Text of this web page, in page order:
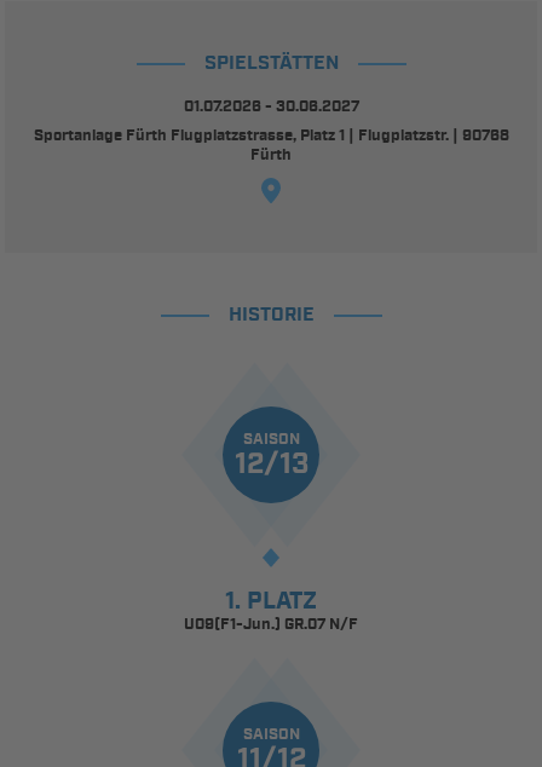
SPIELSTÄTTEN
01.07.2026 - 30.06.2027
Sportanlage Fürth Flugplatzstrasse, Platz 1 | Flugplatzstr. | 90768
Fürth
HISTORIE
SAISON
12/13
1. PLATZ
U09(F1-Jun.) GR.07 N/F
SAISON